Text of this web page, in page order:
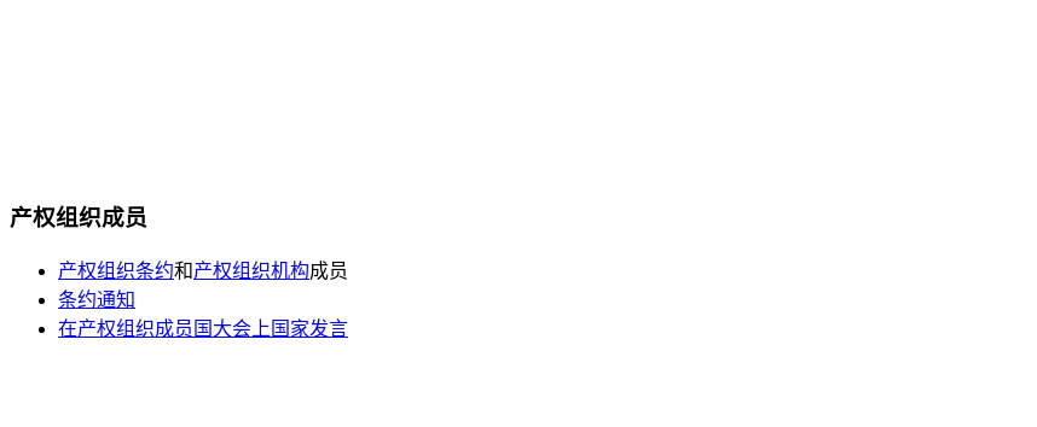
产权组织成员
产权组织条约和产权组织机构成员
条约通知
在产权组织成员国大会上国家发言